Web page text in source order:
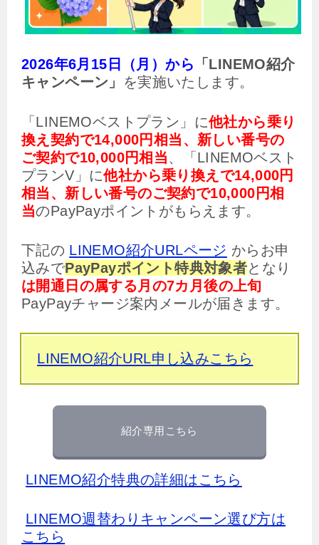
2026年6月15日（月）から 「LINEMO紹介
キャンペーン」 を実施いたします。
「LINEMOベストプラン」に他社から乗り
換え契約で14,000円相当、新しい番号の
ご契約で10,000円相当、「LINEMOベスト
プランV」に他社から乗り換えで14,000円
相当、新しい番号のご契約で10,000円相
当のPayPayポイントがもらえます。
下記の LINEMO紹介URLページ からお申
込みでPayPayポイント特典対象者となり
は開通日の属する月の7カ月後の上旬
PayPayチャージ案内メールが届きます。
LINEMO紹介URL申し込みこちら
紹介専用こちら
LINEMO紹介特典の詳細はこちら
LINEMO週替わりキャンペーン選び方は
こちら